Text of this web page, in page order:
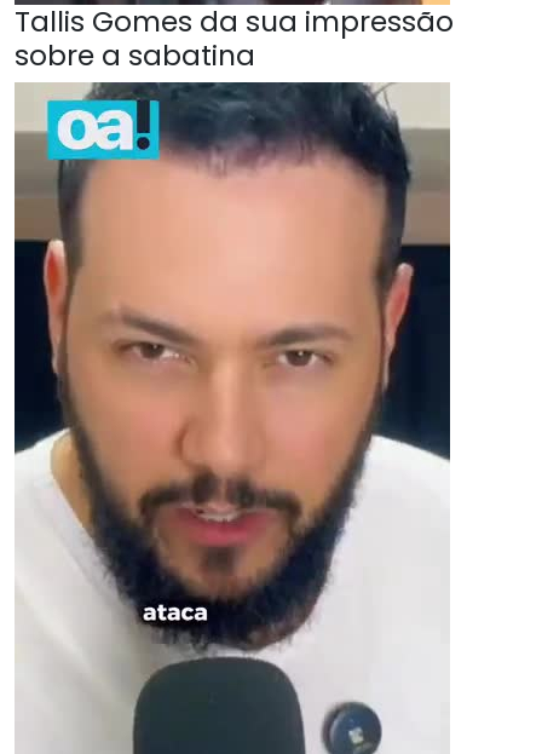
Tallis Gomes da sua impressão
sobre a sabatina